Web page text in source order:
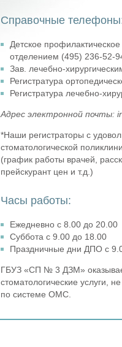
Справочные
Детское
отделением (495) 236-52-
Зав. лечебно-
Регистратура
Регистратура лечебно-
Адрес электронной почты:
*Наши регистраторы с
стоматологической
(график работы врачей,
прейскурант цен и т.д.)
Часы работы:
Ежедневно с 8.00 до 20.00
Суббота с 9.00 до 18.00
Праздничные дни ДПО с
ГБУЗ «СП № 3 ДЗМ»
стоматологические услуги,
по системе ОМС.